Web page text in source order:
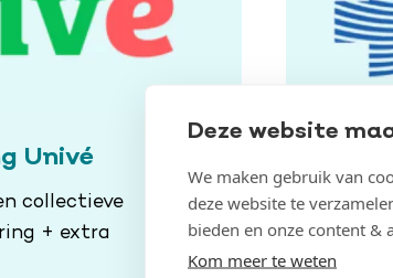
Deze website
We maken gebruik van
deze website te
bieden en onze content &
Kom meer te weten
Univé
collectieve
+ extra
✔️ 10%